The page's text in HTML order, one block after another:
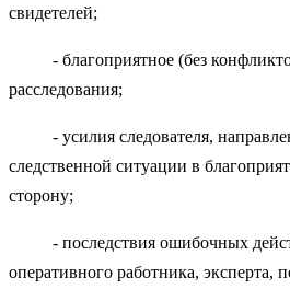
свидетелей;
- благоприятное (без
расследования;
- усилия следователя,
следственной ситуации в
сторону;
- последствия ошибочных
оперативного работника, эксперта,